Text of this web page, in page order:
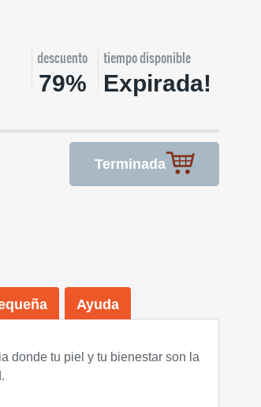
descuento
79%
tiempo disponible
Expirada!
Terminada
Ayuda
donde tu piel y tu bienestar son la